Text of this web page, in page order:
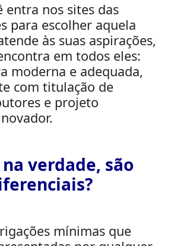
entra nos sites das
para escolher aquela
às suas aspirações,
em todos eles:
moderna e adequada,
com titulação de
e projeto
verdade, são
mínimas que